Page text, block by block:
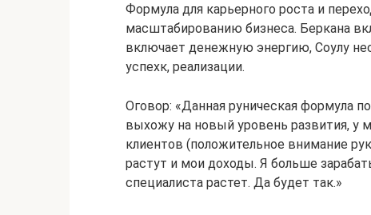
Формула для карьерного роста и
масштабированию бизнеса. Беркана
включает денежную энергию, Соулу
успехк, реализации.
Оговор: «Данная руническая формула
выхожу на новый уровень развития, у
клиентов (положительное внимание
растут и мои доходы. Я больше
специалиста растет. Да будет так.»